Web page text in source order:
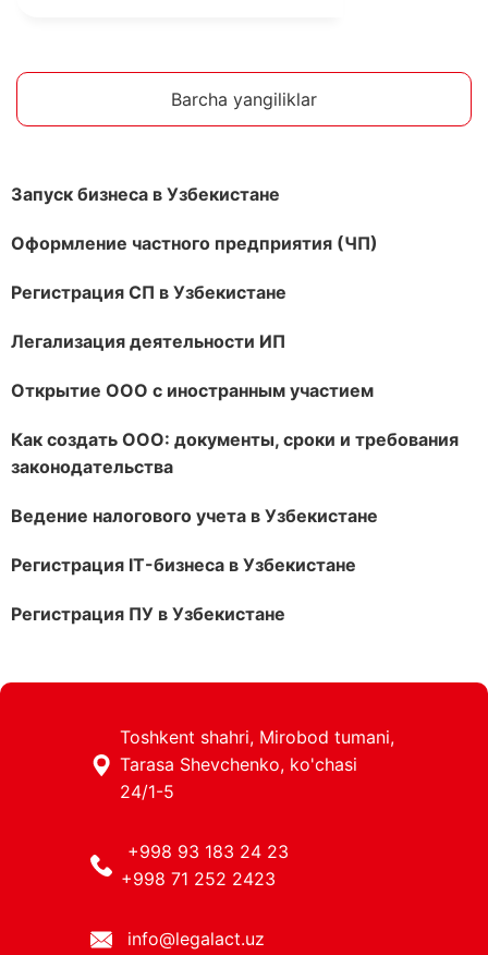
Barcha yangiliklar
Запуск бизнеса в Узбекистане
Оформление частного предприятия (ЧП)
Регистрация СП в Узбекистане
Легализация деятельности ИП
Открытие ООО с иностранным участием
Как создать ООО: документы, сроки и требования
законодательства
Ведение налогового учета в Узбекистане
Регистрация IT-бизнеса в Узбекистане
Регистрация ПУ в Узбекистане
Toshkent shahri, Mirobod tumani,
Tarasa Shevchenko, ko'chasi
24/1-5
+998 93 183 24 23
+998 71 252 2423
info@legalact.uz